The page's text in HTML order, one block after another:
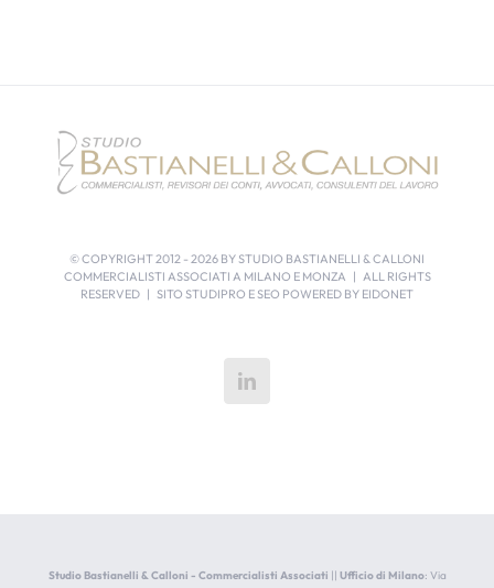
© COPYRIGHT 2012 - 2026 BY STUDIO BASTIANELLI & CALLONI
COMMERCIALISTI ASSOCIATI A MILANO E MONZA | ALL RIGHTS
RESERVED | SITO STUDIPRO E SEO POWERED BY EIDONET
Studio Bastianelli & Calloni - Commercialisti Associati Ufficio di Milano: Via